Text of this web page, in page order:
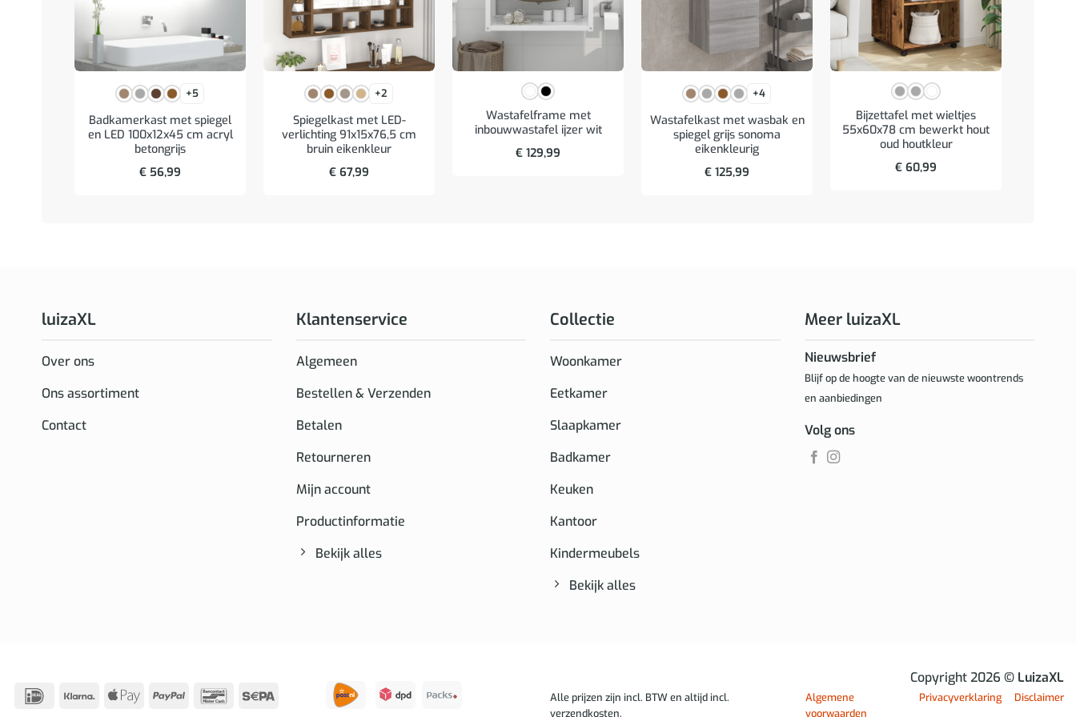
+5
Badkamerkast met spiegel
en LED 100x12x45 cm acryl
betongrijs
€ 56,99
+2
Spiegelkast met LED-
verlichting 91x15x76,5 cm
bruin eikenkleur
€ 67,99
Wastafelframe met
inbouwwastafel ijzer wit
€ 129,99
+4
Wastafelkast met wasbak en
spiegel grijs sonoma
eikenkleurig
€ 125,99
Bijzettafel met wieltjes
55x60x78 cm bewerkt hout
oud houtkleur
€ 60,99
luizaXL
Over ons
Ons assortiment
Contact
Klantenservice
Algemeen
Bestellen & Verzenden
Betalen
Retourneren
Mijn account
Productinformatie
Bekijk alles
Collectie
Woonkamer
Eetkamer
Slaapkamer
Badkamer
Keuken
Kantoor
Kindermeubels
Bekijk alles
Meer luizaXL
Nieuwsbrief
Blijf op de hoogte van de nieuwste woontrends
en aanbiedingen
Volg ons
IDeal Klarna Apple
PayPal Bancontact
Sepa
Copyright 2026 © LuizaXL
Alle prijzen zijn incl. BTW en altijd incl.
verzendkosten.
Algemene
voorwaarden
Privacyverklaring Disclaimer